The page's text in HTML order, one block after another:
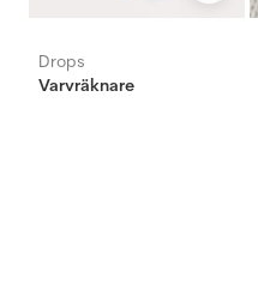
Drops
Varvräknare